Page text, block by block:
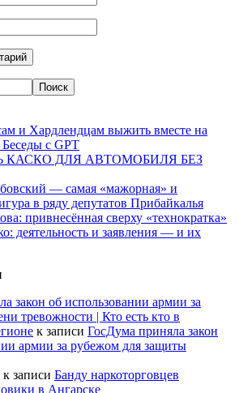
и Хардлендцам выжить вместе на
с GPT
КАСКО ДЛЯ АВТОМОБИЛЯ БЕЗ
— самая «мажорная» и
в ряду депутатов Прибайкалья
привнесённая сверху «технократка»
деятельность и заявления — и их
закон об использовании армии за
тревожности | Кто есть кто в
к записи ГосДума приняла закон
армии за рубежом для защиты
к записи Банду наркоторговцев
в Ангарске